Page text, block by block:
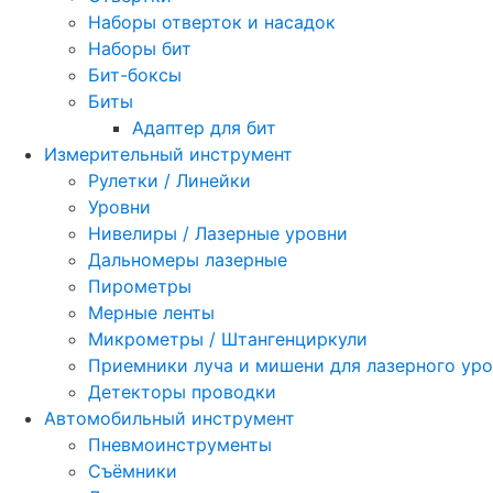
Наборы отверток и насадок
Наборы бит
Бит-боксы
Биты
Адаптер для бит
Измерительный инструмент
Рулетки / Линейки
Уровни
Нивелиры / Лазерные уровни
Дальномеры лазерные
Пирометры
Мерные ленты
Микрометры / Штангенциркули
Приемники луча и мишени для лазерного
Детекторы проводки
Автомобильный инструмент
Пневмоинструменты
Съёмники